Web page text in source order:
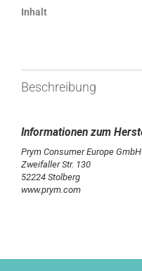
Inhalt
Beschreibung
Prym Consumer Europe GmbH
Zweifaller Str. 130
52224 Stolberg
www.prym.com